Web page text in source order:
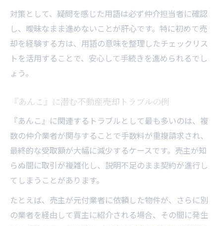
対策として、疑問を感じた用語は必ず仲介担当者に確認
し、曖昧なまま進めないことが肝心です。特に初めて売
却を経験する方は、用語の意味を整理したチェックリス
トを活用することで、安心して手続きを進められるでし
ょう。
『あんこ』に潜む不動産売却トラブルの例
『あんこ』に関連するトラブルとして最も多いのは、複
数の仲介業者が関与することで手数料が重複請求され、
最終的な受取額が大幅に減少するケースです。売主が知
らぬ間に取引が複雑化し、説明不足のまま契約が進行し
てしまうことがあります。
たとえば、売主が元付業者に依頼した物件が、さらに別
の業者を経由して買主に紹介される場合、その間に発生